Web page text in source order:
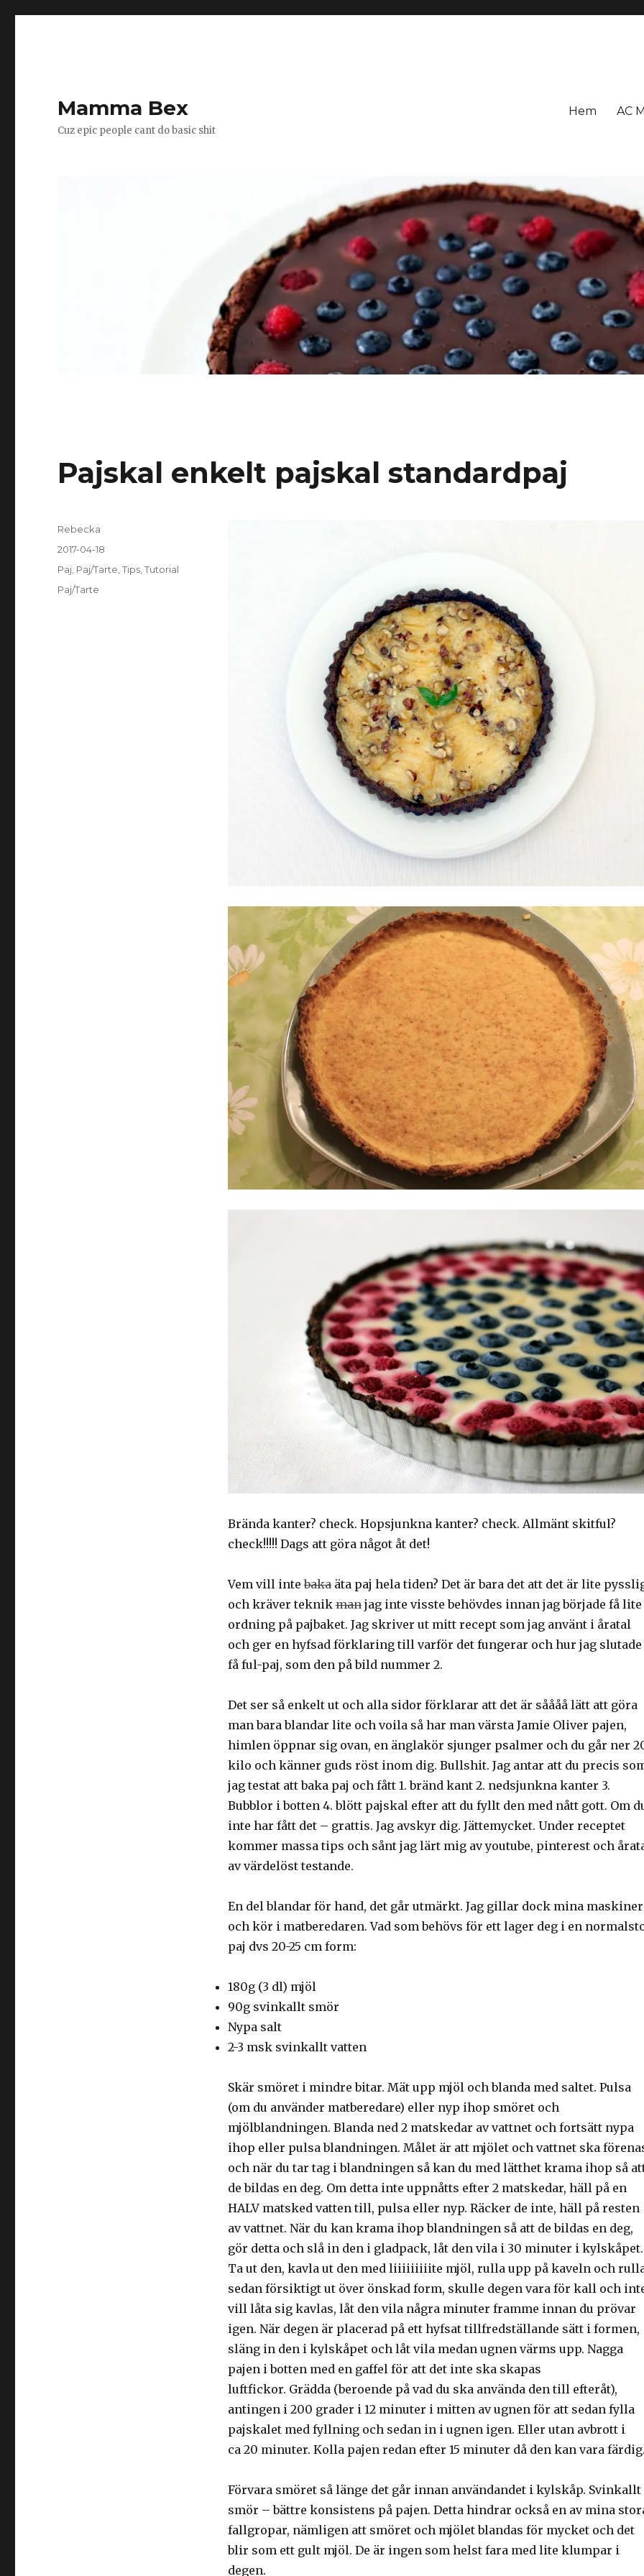
Mamma Bex
Cuz epic people cant do basic shit
Hem AC
Pajskal enkelt pajskal standardpaj
Brända kanter? check. Hopsjunkna kanter? check. Allmänt skitful?
check!!!!! Dags att göra något åt det!
Vem vill intebakaäta paj hela tiden? Det är bara det att det är lite
och kräver teknik manjag inte visste behövdes innan jag började få lite
ordning på pajbaket. Jag skriver ut mitt recept som jag använt i åratal
och ger en hyfsad förklaring till varför det fungerar och hur jag slutade
få ful-paj, som den på bild nummer 2.
Det ser så enkelt ut och alla sidor förklarar att det är såååå lätt att göra
man bara blandar lite och voila så har man värsta Jamie Oliver pajen,
himlen öppnar sig ovan, en änglakör sjunger psalmer och du går ner
kilo och känner guds röst inom dig. Bullshit. Jag antar att du precis
jag testat att baka paj och fått 1. bränd kant 2. nedsjunkna kanter 3.
Bubblor i botten 4. blött pajskal efter att du fyllt den med nått gott. Om
inte har fått det – grattis. Jag avskyr dig. Jättemycket. Under receptet
kommer massa tips och sånt jag lärt mig av youtube, pinterest och
av värdelöst testande.
En del blandar för hand, det går utmärkt. Jag gillar dock mina maskiner
och kör i matberedaren. Vad som behövs för ett lager deg i en
paj dvs 20-25 cm form:
180g (3 dl) mjöl
90g svinkallt smör
Nypa salt
2-3 msk svinkallt vatten
Skär smöret i mindre bitar. Mät upp mjöl och blanda med saltet. Pulsa
(om du använder matberedare) eller nyp ihop smöret och
mjölblandningen. Blanda ned 2 matskedar av vattnet och fortsätt nypa
ihop eller pulsa blandningen. Målet är att mjölet och vattnet ska
och när du tar tag i blandningen så kan du med lätthet krama ihop så
de bildas en deg. Om detta inte uppnåtts efter 2 matskedar, häll på en
HALV matsked vatten till, pulsa eller nyp. Räcker de inte, häll på resten
av vattnet. När du kan krama ihop blandningen så att de bildas en deg,
gör detta och slå in den i gladpack, låt den vila i 30 minuter i kylskåpet.
Ta ut den, kavla ut den med liiiiiiiiite mjöl, rulla upp på kaveln och
sedan försiktigt ut över önskad form, skulle degen vara för kall och
vill låta sig kavlas, låt den vila några minuter framme innan du prövar
igen. När degen är placerad på ett hyfsat tillfredställande sätt i formen,
släng in den i kylskåpet och låt vila medan ugnen värms upp. Nagga
pajen i botten med en gaffel för att det inte ska skapas
luftfickor. Grädda (beroende på vad du ska använda den till efteråt),
antingen i 200 grader i 12 minuter i mitten av ugnen för att sedan fylla
pajskalet med fyllning och sedan in i ugnen igen. Eller utan avbrott i
ca 20 minuter. Kolla pajen redan efter 15 minuter då den kan vara
Förvara smöret så länge det går innan användandet i kylskåp. Svinkallt
smör – bättre konsistens på pajen. Detta hindrar också en av mina
fallgropar, nämligen att smöret och mjölet blandas för mycket och det
blir som ett gult mjöl. De är ingen som helst fara med lite klumpar i
degen.
Författare
Rebecka
Publicerat
den
2017-04-18
Kategorier
Paj Paj/Tarte ,Tips ,Tutorial
Etiketter
Paj/Tarte